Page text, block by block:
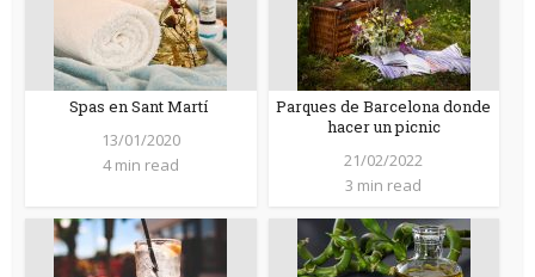
Spas en Sant Martí
13/01/2020
4 min read
Parques de Barcelona donde
hacer un picnic
21/02/2022
3 min read